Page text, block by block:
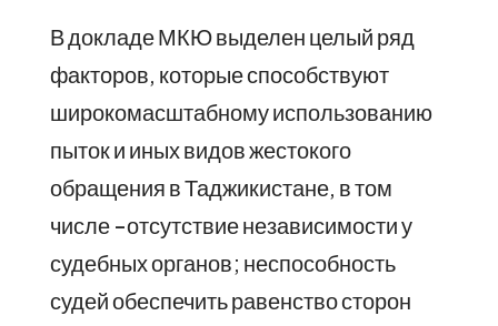
В докладе МКЮ выделен целый ряд
факторов, которые способствуют
широкомасштабному использованию
пыток и иных видов жестокого
обращения в Таджикистане, в том
числе -отсутствие независимости у
судебных органов; неспособность
судей обеспечить равенство сторон